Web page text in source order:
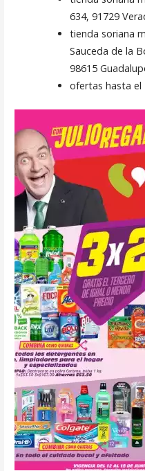
634, 91729
tienda soriana
Sauceda de la
98615
ofertas hasta el